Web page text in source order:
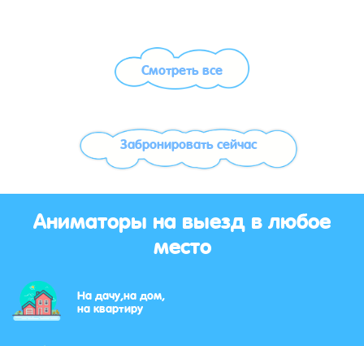
Смотреть все
Забронировать сейчас
Аниматоры на выезд в любое
место
На дачу,на дом,
на квартиру